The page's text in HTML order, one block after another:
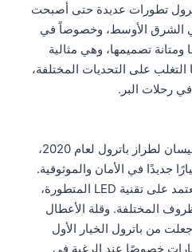
تطورات عديدة حتى أصبحت
الشرق الأوسط، وخصوصاً في
ومتانة تصميمها، وهي مثالية
على التحديات المختلفة،
رحلات البر.
بعد الإحداث التي قامت بها نيسان لطراز باترول لعام 2020،
جديدًا في الأمان والموثوقية.
مع المصابيح الأمامية التي تعتمد على تقنية LED المتطورة،
المختلفة. وقلة الأعطال
من باترول الخيار الأول
خصوصًا عند الرغبة في